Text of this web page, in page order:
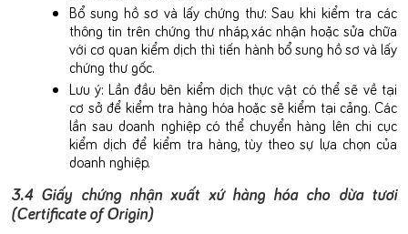
Bổ sung hồ sơ và lấy chứng thư: Sau khi kiểm tra các
thông tin trên chứng thư nháp, xác nhận hoặc sửa chữa
với cơ quan kiểm dịch thì tiến hành bổ sung hồ sơ và lấy
chứng thư gốc.
Lưu ý: Lần đầu bên kiểm dịch thực vật có thể sẽ về tại
cơ sở để kiểm tra hàng hóa hoặc sẽ kiểm tại cảng. Các
lần sau doanh nghiệp có thể chuyển hàng lên chi cục
kiểm dịch để kiểm tra hàng, tùy theo sự lựa chọn của
doanh nghiệp.
3.4 Giấy chứng nhận xuất xứ hàng hóa cho dừa tươi
(Certificate of Origin)